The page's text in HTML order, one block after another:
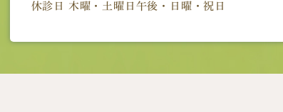
休診日 木曜・土曜日午後・日曜・祝日